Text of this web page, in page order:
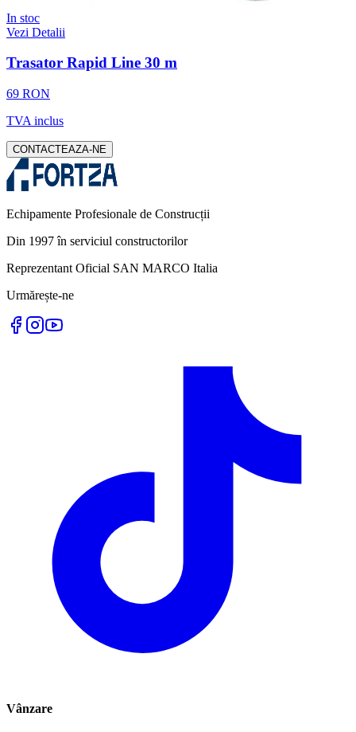
In stoc
Vezi Detalii
Trasator Rapid Line 30 m
69 RON
TVA inclus
CONTACTEAZA-NE
Echipamente Profesionale de Construcții
Din 1997 în serviciul constructorilor
Reprezentant Oficial SAN MARCO Italia
Urmărește-ne
Vânzare